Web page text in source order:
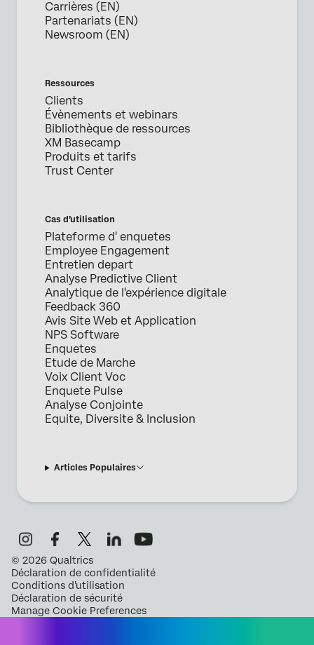
Carrières (EN)
Partenariats (EN)
Newsroom (EN)
Ressources
Clients
Évènements et webinars
Bibliothèque de ressources
XM Basecamp
Produits et tarifs
Trust Center
Cas d’utilisation
Plateforme d' enquetes
Employee Engagement
Entretien depart
Analyse Predictive Client
Analytique de l'expérience digitale
Feedback 360
Avis Site Web et Application
NPS Software
Enquetes
Etude de Marche
Voix Client Voc
Enquete Pulse
Analyse Conjointe
Equite, Diversite & Inclusion
Articles Populaires
© 2026 Qualtrics
Déclaration de confidentialité
Conditions d’utilisation
Déclaration de sécurité
Manage Cookie Preferences